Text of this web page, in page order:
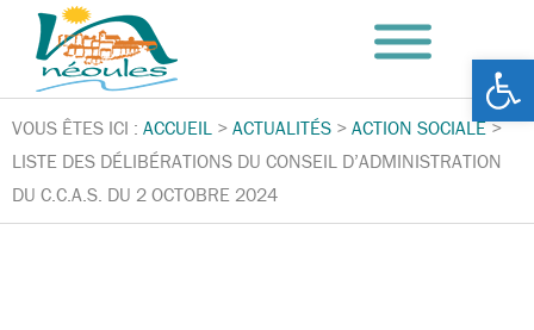
VOUS ÊTES ICI : ACCUEIL > ACTUALITÉS > ACTION SOCIALE>
LISTE DES DÉLIBÉRATIONS DU CONSEIL D’ADMINISTRATION
DU C.C.A.S. DU 2 OCTOBRE 2024